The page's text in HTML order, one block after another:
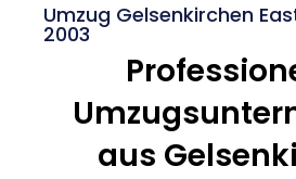
Umzug Gelsenkirchen
2003
aus